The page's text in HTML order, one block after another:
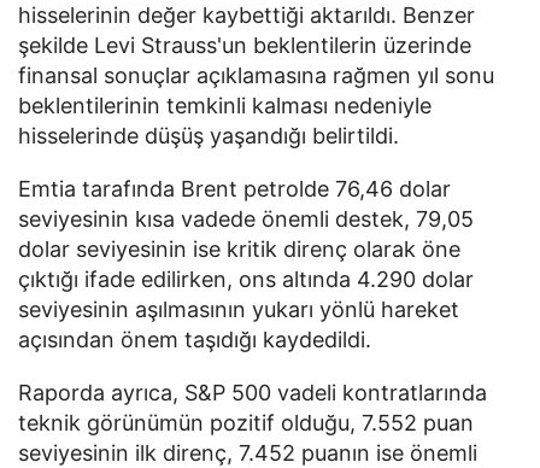
hisselerinin değer kaybettiği aktarıldı. Benzer
şekilde Levi Strauss'un beklentilerin üzerinde
finansal sonuçlar açıklamasına rağmen yıl sonu
beklentilerinin temkinli kalması nedeniyle
hisselerinde düşüş yaşandığı belirtildi.
Emtia tarafında Brent petrolde 76,46 dolar
seviyesinin kısa vadede önemli destek, 79,05
dolar seviyesinin ise kritik direnç olarak öne
çıktığı ifade edilirken, ons altında 4.290 dolar
seviyesinin aşılmasının yukarı yönlü hareket
açısından önem taşıdığı kaydedildi.
Raporda ayrıca, S&P 500 vadeli kontratlarında
teknik görünümün pozitif olduğu, 7.552 puan
seviyesinin ilk direnç, 7.452 puanın ise önemli